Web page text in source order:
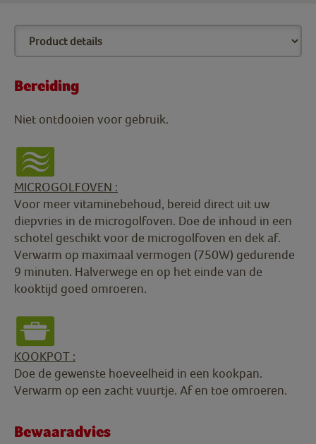
Bereiding
Niet ontdooien voor gebruik.
MICROGOLFOVEN :
Voor meer vitaminebehoud, bereid direct uit uw
diepvries in de microgolfoven. Doe de inhoud in een
schotel geschikt voor de microgolfoven en dek af.
Verwarm op maximaal vermogen (750W) gedurende
9 minuten. Halverwege en op het einde van de
kooktijd goed omroeren.
KOOKPOT :
Doe de gewenste hoeveelheid in een kookpan.
Verwarm op een zacht vuurtje. Af en toe omroeren.
Bewaaradvies